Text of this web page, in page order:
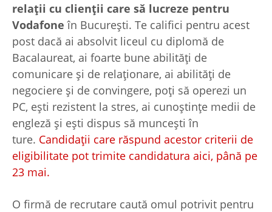
relaţii cu clienţii care să lucreze pentru
Vodafone în Bucureşti. Te califici pentru acest
post dacă ai absolvit liceul cu diplomă de
Bacalaureat, ai foarte bune abilităţi de
comunicare şi de relaţionare, ai abilităţi de
negociere şi de convingere, poţi să operezi un
PC, eşti rezistent la stres, ai cunoştinţe medii de
engleză şi eşti dispus să munceşti în
ture. Candidaţii care răspund acestor criterii de
eligibilitate pot trimite candidatura aici, până pe
23 mai.
O firmă de recrutare caută omul potrivit pentru